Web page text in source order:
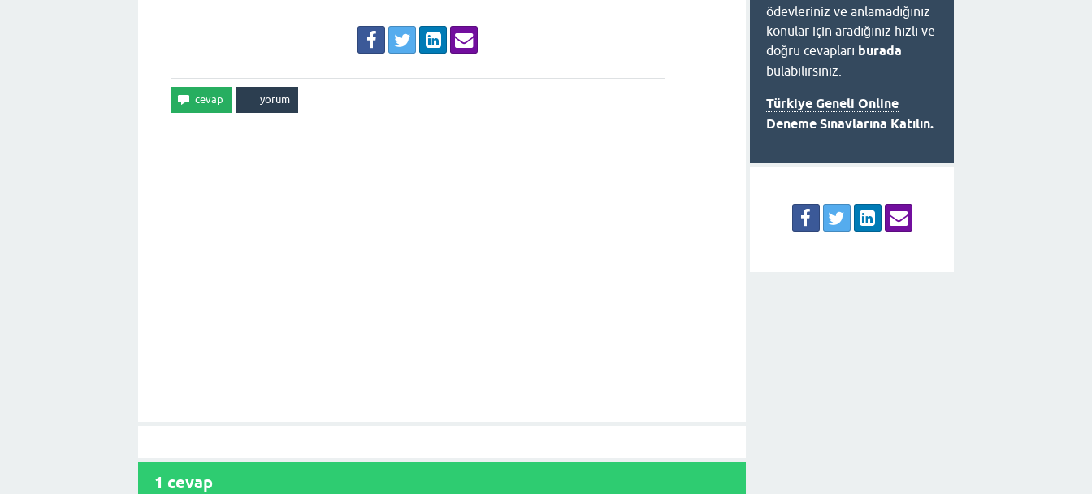
1 cevap
ödevleriniz ve anlamadığınız
konular için aradığınız hızlı ve
doğru cevapları burada
bulabilirsiniz.
Türkiye Geneli Online
Deneme Sınavlarına Katılın.